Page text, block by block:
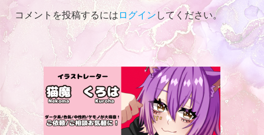
コメントを投稿するにはログインしてください。